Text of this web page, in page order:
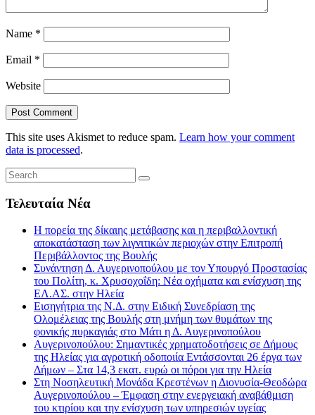
Name *
Email *
Website
This site uses Akismet to reduce spam. Learn how your comment
data is processed.
Τελευταία Νέα
Η πορεία της δίκαιης μετάβασης και η περιβαλλοντική
αποκατάσταση των λιγνιτικών περιοχών στην Επιτροπή
Περιβάλλοντος της Βουλής
Συνάντηση Δ. Αυγερινοπούλου με τον Υπουργό Προστασίας
του Πολίτη, κ. Χρυσοχοΐδη: Νέα οχήματα και ενίσχυση της
ΕΛ.ΑΣ. στην Ηλεία
Εισηγήτρια της Ν.Δ. στην Ειδική Συνεδρίαση της
Ολομέλειας της Βουλής στη μνήμη των θυμάτων της
φονικής πυρκαγιάς στο Μάτι η Δ. Αυγερινοπούλου
Αυγερινοπούλου: Σημαντικές χρηματοδοτήσεις σε Δήμους
της Ηλείας για αγροτική οδοποιία Εντάσσονται 26 έργα των
Δήμων – Στα 14,3 εκατ. ευρώ οι πόροι για την Ηλεία
Στη Νοσηλευτική Μονάδα Κρεστένων η Διονυσία-Θεοδώρα
Αυγερινοπούλου – Έμφαση στην ενεργειακή αναβάθμιση
του κτιρίου και την ενίσχυση των υπηρεσιών υγείας